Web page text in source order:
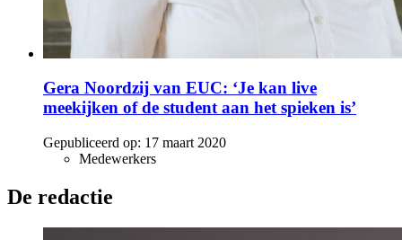
Gera Noordzij van EUC: ‘Je kan live
meekijken of de student aan het spieken is’
Gepubliceerd op: 17 maart 2020
Medewerkers
De redactie